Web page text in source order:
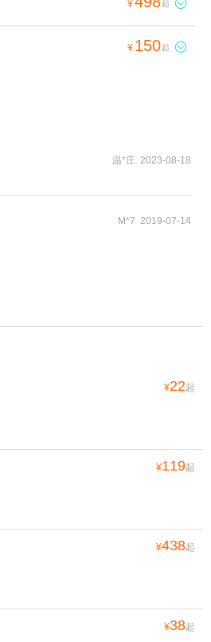
¥ 起 
¥ 150起 
温*庄 2023-08-18
M*7 2019-07-14
¥22起
¥119起
¥438起
¥38起